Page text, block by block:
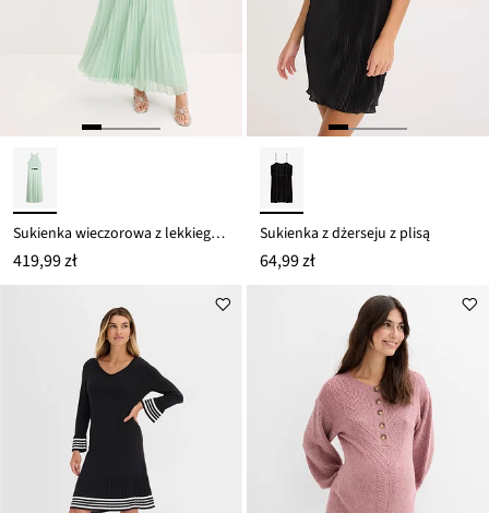
Sukienka wieczorowa z lekkiego szyfonu, plisowana
419,99 zł
Sukienka z dżerseju z plisą
64,99 zł